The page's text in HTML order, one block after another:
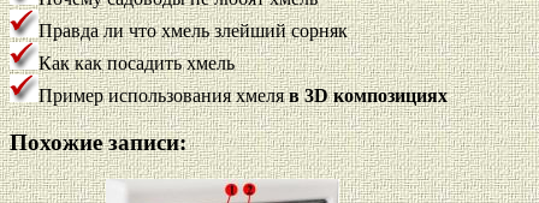
Правда ли что хмель злейший сорняк
Как как посадить хмель
Пример использования хмеляв 3D композициях
Похожие записи: